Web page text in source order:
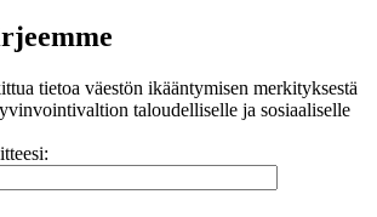
tietoa väestön ikääntymisen merkityksestä
taloudelliselle ja sosiaaliselle